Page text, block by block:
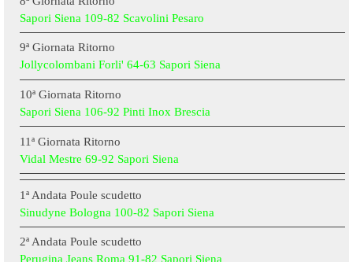
Sapori Siena 109-82 Scavolini Pesaro
9ª Giornata Ritorno
Jollycolombani Forli' 64-63 Sapori Siena
10ª Giornata Ritorno
Sapori Siena 106-92 Pinti Inox Brescia
11ª Giornata Ritorno
Vidal Mestre 69-92 Sapori Siena
1ª Andata Poule scudetto
Sinudyne Bologna 100-82 Sapori Siena
2ª Andata Poule scudetto
Perugina Jeans Roma 91-82 Sapori Siena